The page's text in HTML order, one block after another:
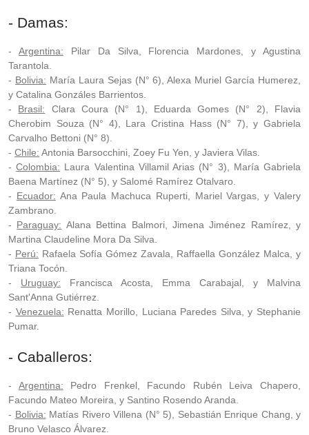
- Damas:
- Argentina: Pilar Da Silva, Florencia Mardones, y Agustina
Tarantola.
- Bolivia: María Laura Sejas (N° 6), Alexa Muriel García Humerez,
y Catalina Gonzáles Barrientos.
- Brasil: Clara Coura (N° 1), Eduarda Gomes (N° 2), Flavia
Cherobim Souza (N° 4), Lara Cristina Hass (N° 7), y Gabriela
Carvalho Bettoni (N° 8).
- Chile: Antonia Barsocchini, Zoey Fu Yen, y Javiera Vilas.
-Colombia: Laura Valentina Villamil Arias (N° 3), María Gabriela
Baena Martínez (N° 5), y Salomé Ramírez Otalvaro.
- Ecuador: Ana Paula Machuca Ruperti, Mariel Vargas, y Valery
Zambrano.
- Paraguay: Alana Bettina Balmori, Jimena Jiménez Ramírez, y
Martina Claudeline Mora Da Silva.
- Perú: Rafaela Sofía Gómez Zavala, Raffaella González Malca, y
Triana Tocón.
- Uruguay: Francisca Acosta, Emma Carabajal, y Malvina
Sant'Anna Gutiérrez.
- Venezuela: Renatta Morillo, Luciana Paredes Silva, y Stephanie
Pumar.
- Caballeros:
- Argentina: Pedro Frenkel, Facundo Rubén Leiva Chapero,
Facundo Mateo Moreira, y Santino Rosendo Aranda.
- Bolivia: Matías Rivero Villena (N° 5), Sebastián Enrique Chang, y
Bruno Velasco Álvarez.